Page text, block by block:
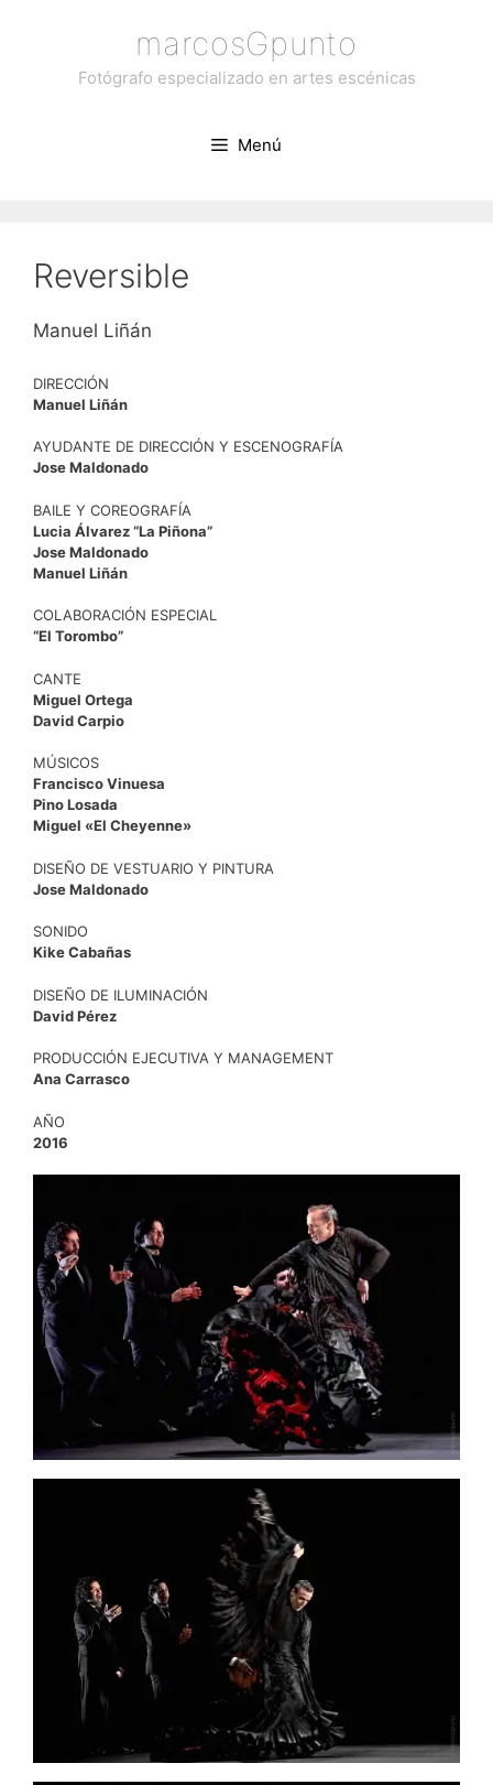
contenido
marcosGpunto
Fotógrafo especializado en artes escénicas
Menú
Reversible
Manuel Liñán
DIRECCIÓN
Manuel Liñán
AYUDANTE DE DIRECCIÓN Y ESCENOGRAFÍA
Jose Maldonado
BAILE Y COREOGRAFÍA
Lucia Álvarez “La Piñona”
Jose Maldonado
Manuel Liñán
COLABORACIÓN ESPECIAL
“El Torombo”
CANTE
Miguel Ortega
David Carpio
MÚSICOS
Francisco Vinuesa
Pino Losada
Miguel «El Cheyenne»
DISEÑO DE VESTUARIO Y PINTURA
Jose Maldonado
SONIDO
Kike Cabañas
DISEÑO DE ILUMINACIÓN
David Pérez
PRODUCCIÓN EJECUTIVA Y MANAGEMENT
Ana Carrasco
AÑO
2016